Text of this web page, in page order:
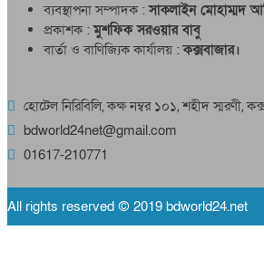
ব্যবস্থাপনা সম্পাদক :সাকলাইন মোহাম্মদ
প্রকাশক :মুশফিক সরওয়ার বাবু
বার্তা ও বাণিজ্যিক কার্যালয় :কক্সবাজার।
হোটেল নিরিবিলি, কক্ষ নম্বর ১০১, শহীদ স্মরণী,
bdworld24net@gmail.com
01617-210771
All rights reserved © 2019 bdworld24.net